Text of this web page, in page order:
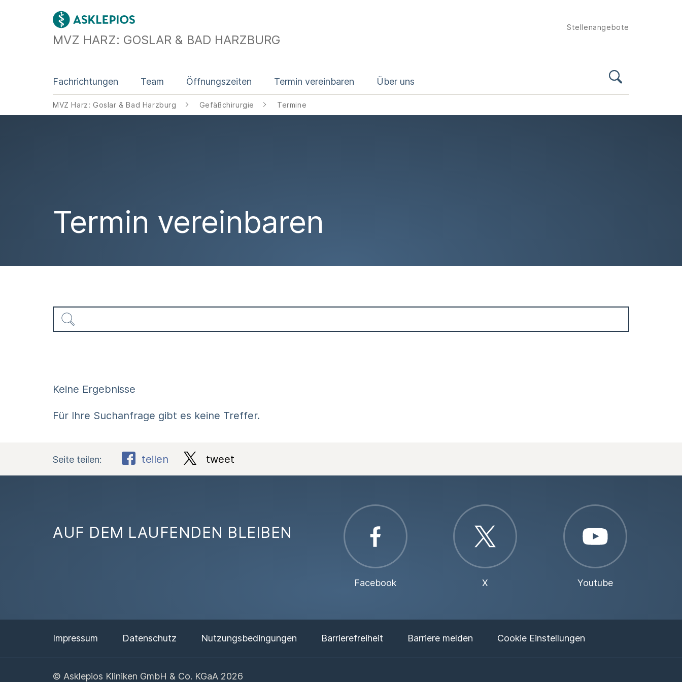
MVZ HARZ: GOSLAR & BAD HARZBURG
Stellenangebote
Fachrichtungen Team Öffnungszeiten Termin vereinbaren Über uns
MVZ Harz: Goslar & Bad Harzburg Gefäßchirurgie Termine
Termin vereinbaren
Keine Ergebnisse
Für Ihre Suchanfrage gibt es keine Treffer.
Seite teilen: teilen tweet
AUF DEM LAUFENDEN BLEIBEN
Facebook X Youtube
Impressum Datenschutz Nutzungsbedingungen Barrierefreiheit Barriere melden Cookie Einstellungen
© Asklepios Kliniken GmbH & Co. KGaA 2026